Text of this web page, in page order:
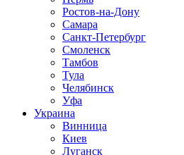
Ростов-на-Дону
Самара
Санкт-Петербург
Смоленск
Тамбов
Тула
Челябинск
Уфа
Украина
Винница
Киев
Луганск